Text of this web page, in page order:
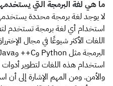
ما هي لغة البرمجة التي
لا يوجد لغة برمجة محددة
استخدام أي لغة برمجة تستخدم
اللغات الأكثر شيوعًا في مجال
استخدام هذه اللغات لتطوير أدوات
والأمن. ومن المهم الإشارة إلى أن